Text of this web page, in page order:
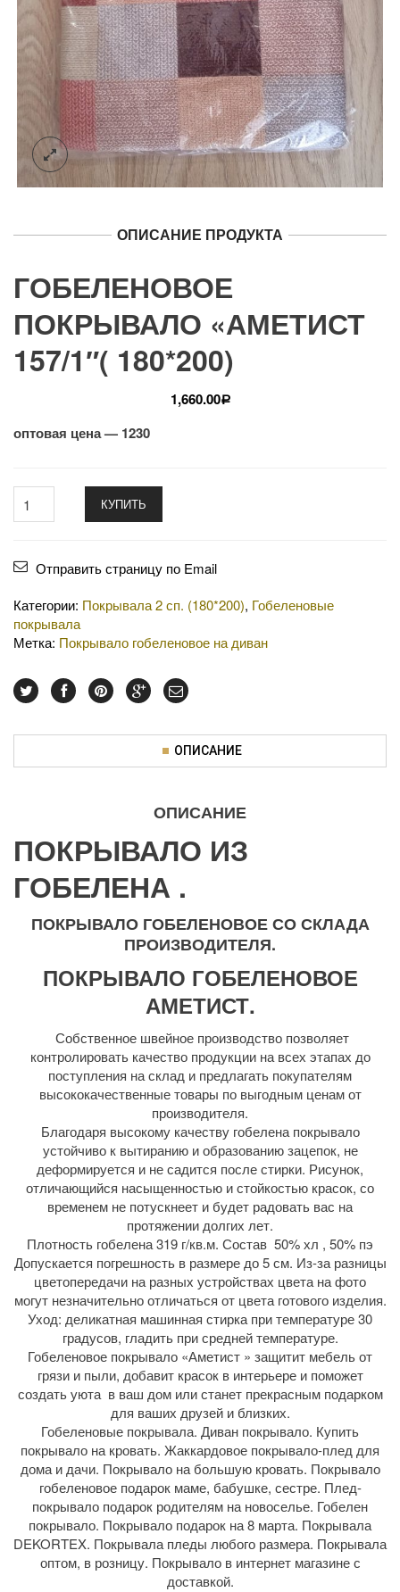
ОПИСАНИЕ ПРОДУКТА
ГОБЕЛЕНОВОЕ
ПОКРЫВАЛО «АМЕТИСТ
157/1″( 180*200)
1,660.00Р
оптовая цена — 1230
КУПИТЬ
Отправить страницу по Email
Категории: Покрывала 2 сп. (180*200), Гобеленовые
покрывала
Метка: Покрывало гобеленовое на диван
ОПИСАНИЕ
ОПИСАНИЕ
ПОКРЫВАЛО ИЗ
ГОБЕЛЕНА .
ПОКРЫВАЛО ГОБЕЛЕНОВОЕ СО СКЛАДА
ПРОИЗВОДИТЕЛЯ.
ПОКРЫВАЛО ГОБЕЛЕНОВОЕ
АМЕТИСТ.
Собственное швейное производство позволяет
контролировать качество продукции на всех этапах до
поступления на склад и предлагать покупателям
высококачественные товары по выгодным ценам от
производителя.
Благодаря высокому качеству гобелена покрывало
устойчиво к вытиранию и образованию зацепок, не
деформируется и не садится после стирки. Рисунок,
отличающийся насыщенностью и стойкостью красок, со
временем не потускнеет и будет радовать вас на
протяжении долгих лет.
Плотность гобелена 319 г/кв.м. Состав 50% хл , 50% пэ
Допускается погрешность в размере до 5 см. Из-за разницы
цветопередачи на разных устройствах цвета на фото
могут незначительно отличаться от цвета готового изделия.
Уход: деликатная машинная стирка при температуре 30
градусов, гладить при средней температуре.
Гобеленовое покрывало «Аметист » защитит мебель от
грязи и пыли, добавит красок в интерьере и поможет
создать уюта в ваш дом или станет прекрасным подарком
для ваших друзей и близких.
Гобеленовые покрывала. Диван покрывало. Купить
покрывало на кровать. Жаккардовое покрывало-плед для
дома и дачи. Покрывало на большую кровать. Покрывало
гобеленовое подарок маме, бабушке, сестре. Плед-
покрывало подарок родителям на новоселье. Гобелен
покрывало. Покрывало подарок на 8 марта. Покрывала
DEKORTEX. Покрывала пледы любого размера. Покрывала
оптом, в розницу. Покрывало в интернет магазине с
доставкой.